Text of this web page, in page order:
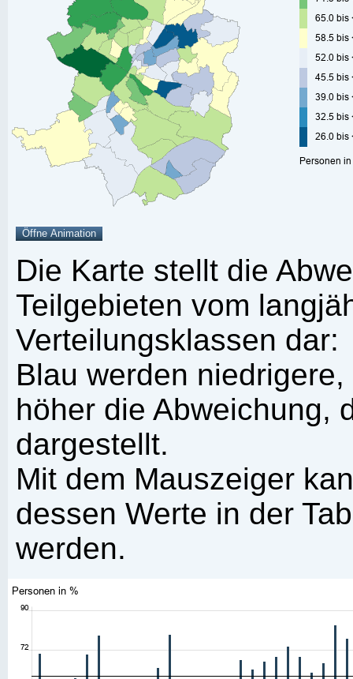
Die Karte stellt die
Teilgebieten vom
Verteilungsklassen dar:
Blau werden
höher die Abweichung,
dargestellt.
Mit dem Mauszeiger
dessen Werte in der
werden.